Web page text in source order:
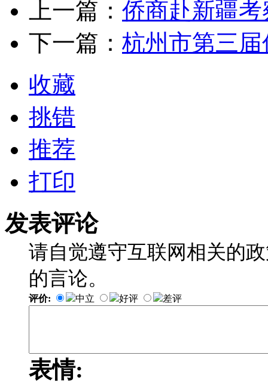
上一篇： 侨商赴新疆
下一篇： 杭州市第三
收藏
挑错
推荐
打印
发表评论
请自觉遵守互联网相关的
的言论。
评价: 中立 好评 差评
表情: